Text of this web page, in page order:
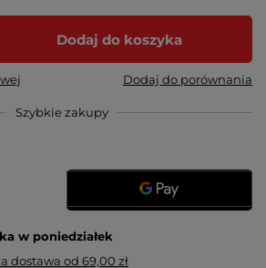
Dodaj do koszyka
Dodaj do porównania
Szybkie zakupy
w poniedziałek
dostawa od 69,00 zł